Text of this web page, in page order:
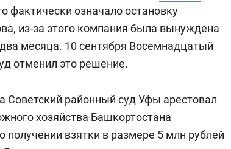
фактически означало остановку
из-за этого компания была вынуждена
месяца. 10 сентября Восемнадцатый
отменил это решение.
Советский районный суд Уфы арестовал
хозяйства Башкортостана
получении взятки в размере 5 млн рублей